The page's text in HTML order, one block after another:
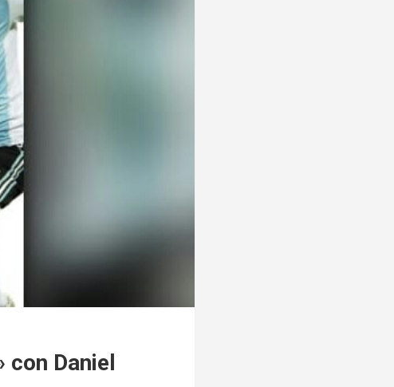
con Daniel